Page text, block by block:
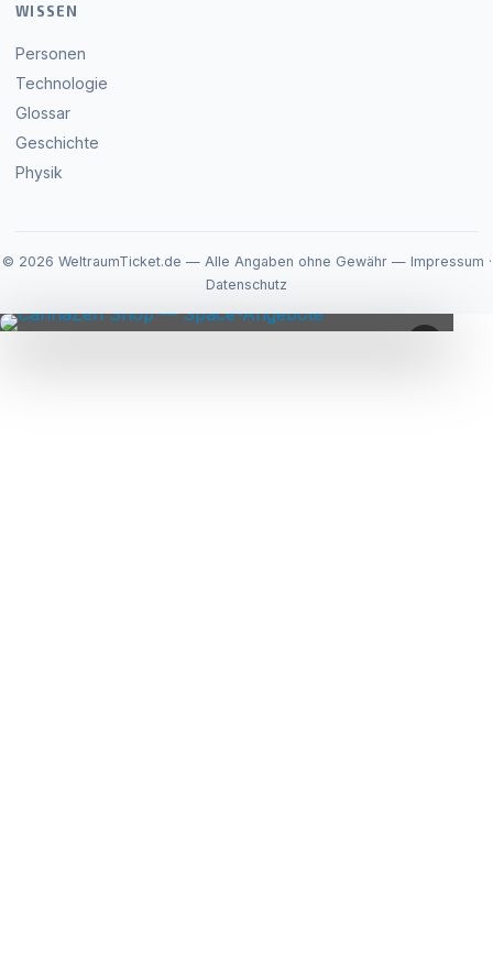
WISSEN
Personen
Technologie
Glossar
Geschichte
Physik
© 2026 WeltraumTicket.de — Alle Angaben ohne Gewähr — Impressum ·
Datenschutz